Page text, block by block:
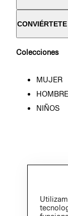
Colecciones
MUJER
HOMBRE
NIÑOS